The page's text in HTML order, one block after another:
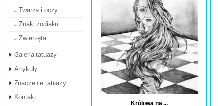
Królowa na ...
Twarze i oczy
Znaki zodiaku
Zwierzęta
Galeria tatuaży
Artykuły
Znaczenie tatuaży
Kontakt